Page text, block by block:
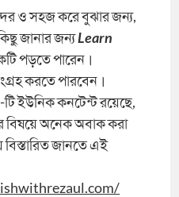
ও সহজ করে বুঝার জন্য,
জানার জন্যLearn
পড়তে পারেন।
করতে পারবেন।
ইউনিক কনটেন্ট রয়েছে,
বিষয়ে অনেক অবাক করা
বিস্তারিত জানতে এই